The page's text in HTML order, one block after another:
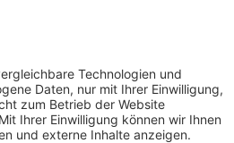
Dräger X-plore 8000 A2
Der Atemfi…